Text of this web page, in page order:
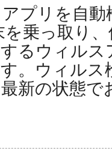
プリを自
乗っ取り
るウィル
。ウィルス
新の状態で